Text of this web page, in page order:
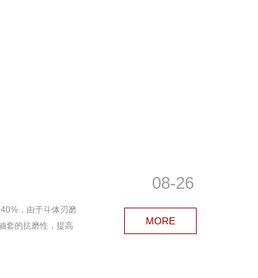
，由于斗体刃磨
套的抗磨性，提高
08-26
MORE